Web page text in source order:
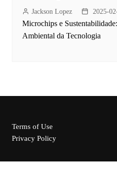
Jackson Lopez 2025-
Microchips e
Ambiental da Tecnologia
Terms of Use
Privacy Policy